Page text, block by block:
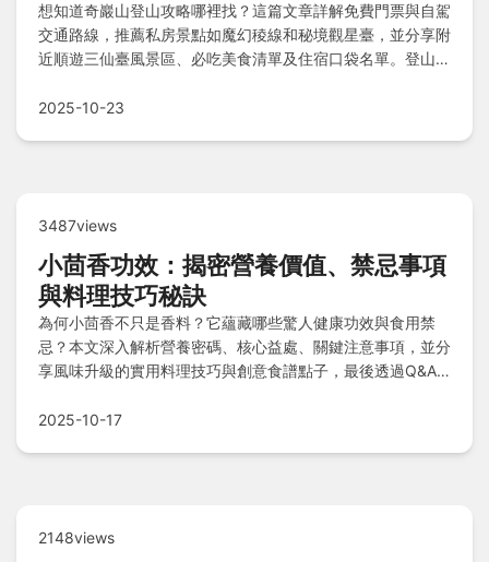
想知道奇巖山登山攻略哪裡找？這篇文章詳解免費門票與自駕
交通路線，推薦私房景點如魔幻稜線和秘境觀星臺，並分享附
近順遊三仙臺風景區、必吃美食清單及住宿口袋名單。登山注
2025-10-23
3487views
小茴香功效：揭密營養價值、禁忌事項
與料理技巧秘訣
為何小茴香不只是香料？它蘊藏哪些驚人健康功效與食用禁
忌？本文深入解析營養密碼、核心益處、關鍵注意事項，並分
享風味升級的實用料理技巧與創意食譜點子，最後透過Q&A
2025-10-17
2148views